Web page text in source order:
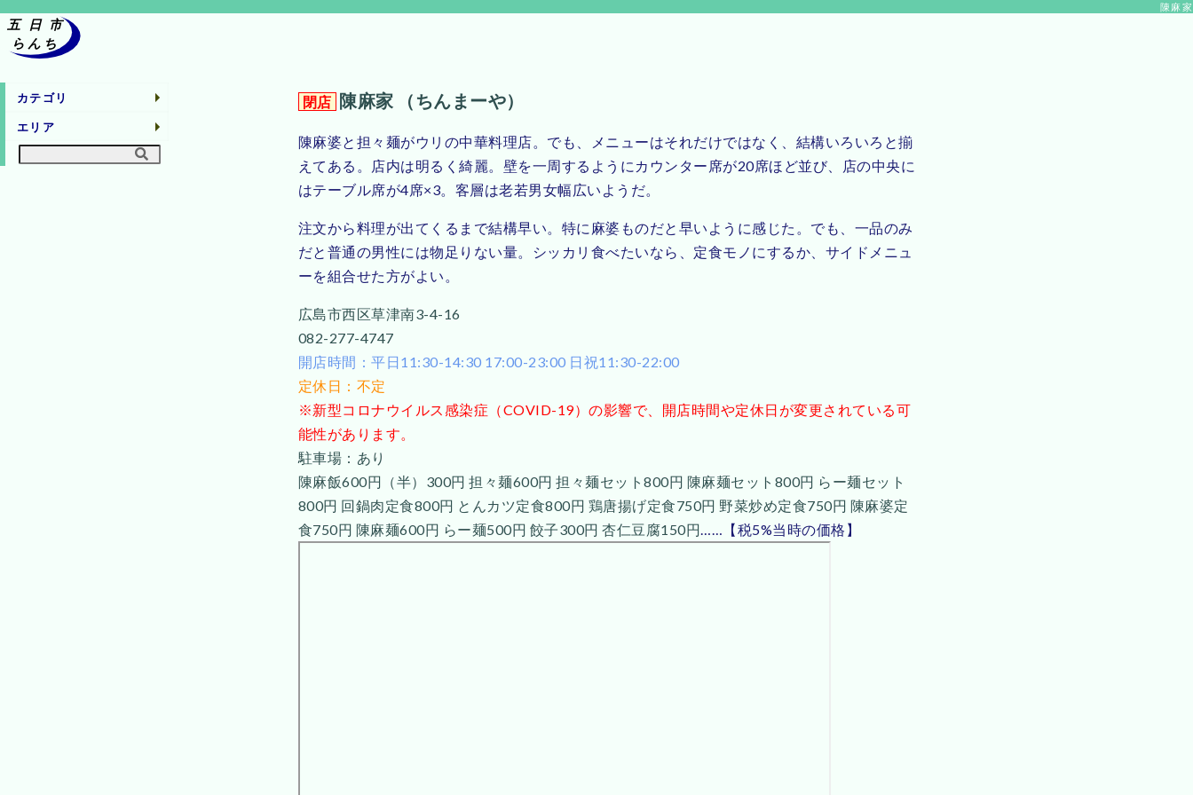
陳麻家
カテゴリ
エリア
閉店 陳麻家 （ちんまーや）
陳麻婆と担々麺がウリの中華料理店。でも、メニューはそれだけではなく、結構いろいろと揃
えてある。店内は明るく綺麗。壁を一周するようにカウンター席が20席ほど並び、店の中央に
はテーブル席が4席×3。客層は老若男女幅広いようだ。
注文から料理が出てくるまで結構早い。特に麻婆ものだと早いように感じた。でも、一品のみ
だと普通の男性には物足りない量。シッカリ食べたいなら、定食モノにするか、サイドメニュ
ーを組合せた方がよい。
広島市西区草津南3-4-16
082-277-4747
開店時間：平日11:30-14:30 17:00-23:00 日祝11:30-22:00
定休日：不定
※新型コロナウイルス感染症（COVID-19）の影響で、開店時間や定休日が変更されている可
能性があります。
駐車場：あり
陳麻飯600円（半）300円 担々麺600円 担々麺セット800円 陳麻麺セット800円 らー麺セット
800円 回鍋肉定食800円 とんカツ定食800円 鶏唐揚げ定食750円 野菜炒め定食750円 陳麻婆定
食750円 陳麻麺600円 らー麺500円 餃子300円 杏仁豆腐150円……【税5%当時の価格】